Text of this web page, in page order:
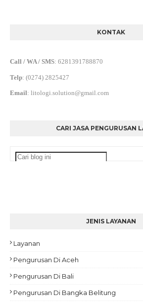
KONTAK
Call / WA / SMS: 6281391788870
Telp: (0274) 2825427
Email: litologi.solution@gmail.com
CARI JASA PENGURUSAN
JENIS LAYANAN
Layanan
Pengurusan Di Aceh
Pengurusan Di Bali
Pengurusan Di Bangka Belitung